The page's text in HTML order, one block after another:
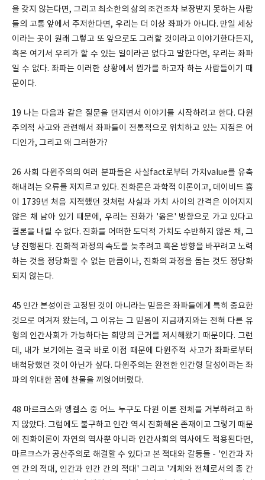
을 갖지 않는다면, 그리고 최소한의 삶의 조건조차 보장받지 못하는 사람
들의 고통 앞에서 주저한다면, 우리는 더 이상 좌파가 아니다. 만일 세상
이라는 곳이 원래 그렇고 또 앞으로도 그러할 것이라고 이야기한다든지,
혹은 여기서 우리가 할 수 있는 일이라곤 없다고 말한다면, 우리는 좌파
일 수 없다. 좌파는 이러한 상황에서 뭔가를 하고자 하는 사람들이기 때
문이다.
19 나는 다음과 같은 질문을 던지면서 이야기를 시작하려고 한다. 다윈
주의적 사고와 관련해서 좌파들이 전통적으로 위치하고 있는 지점은 어
디인가, 그리고 왜 그러한가?
26 사회 다윈주의의 여러 분파들은 사실fact로부터 가치value를 유축
해내려는 오류를 저지르고 있다. 진화론은 과학적 이론이고, 데이비드 흄
이 1739년 처음 지적했던 것처럼 사실과 가치 사이의 간격은 이어지지
않은 채 남아 있기 때문에, 우리는 진화가 '옮은' 방향으로 가고 있다고
결론을 내릴 수 없다. 진화를 어떠한 도덕적 가치도 수반하지 않은 채, 그
냥 진행된다. 진화적 과정의 속도를 늦추려고 혹은 방향을 바꾸려고 노력
하는 것을 정당화할 수 없는 만큼이나, 진화의 과정을 돕는 것도 정당화
되지 않는다.
45 인간 본성이란 고정된 것이 아니라는 믿음은 좌파들에게 특히 중요한
것으로 여겨져 왔는데, 그 이유는 그 믿음이 지금까지와는 전혀 다른 유
형의 인간사회가 가능하다는 희망의 근거를 제시해왔기 때문이다. 그런
데, 내가 보기에는 결국 바로 이점 때문에 다윈주적 사고가 좌파로부터
배척당했던 것이 아닌가 싶다. 다윈주의는 완전한 인간형 달성이라는 좌
파의 위대한 꿈에 찬물을 끼얹어버렸다.
48 마르크스와 엥겔스 중 어느 누구도 다윈 이론 전체를 거부하려고 하
지 않았다. 그럼에도 불구하고 인간 역시 진화해온 존재이고 그렇기 때문
에 진화이론이 자연의 역사뿐 아니라 인간사회의 역사에도 적용된다면,
마르크스가 공산주의로 해결할 수 있다고 본 적대와 갈등들 - '인간과 자
연 간의 적대, 인간과 인간 간의 적대' 그리고 '개체와 전체로서의 종 간